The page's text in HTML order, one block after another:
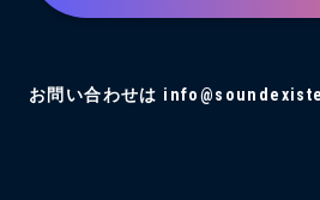
お問い合わせは